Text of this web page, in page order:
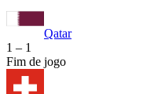
Qatar
1 – 1
Fim de jogo